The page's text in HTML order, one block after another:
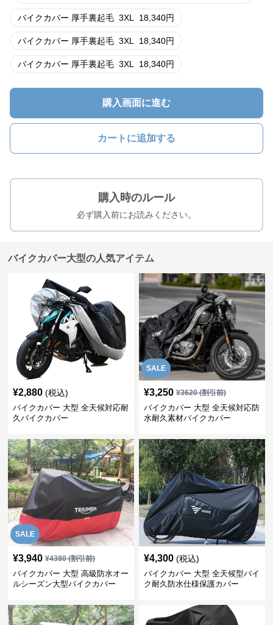
バイクカバー 厚手裏起毛 3XL 18,340円
バイクカバー 厚手裏起毛 3XL 18,340円
バイクカバー 厚手裏起毛 3XL 18,340円
購入画面に進む
カートに追加する
購入時のルール
必ず購入前にお読みください。
バイクカバー大型の人気アイテム
¥2,880 (税込)
バイクカバー 大型 全天候対応耐
久バイクカバー
SALE
¥3,250 ¥3620(割引前)
バイクカバー 大型 全天候対応防
水耐久素材バイクカバー
SALE
¥3,940 ¥4380(割引前)
バイクカバー 大型 高級防水オー
ルシーズン大型バイクカバー
¥4,300 (税込)
バイクカバー 大型 全天候型バイ
ク耐久防水仕様保護カバー